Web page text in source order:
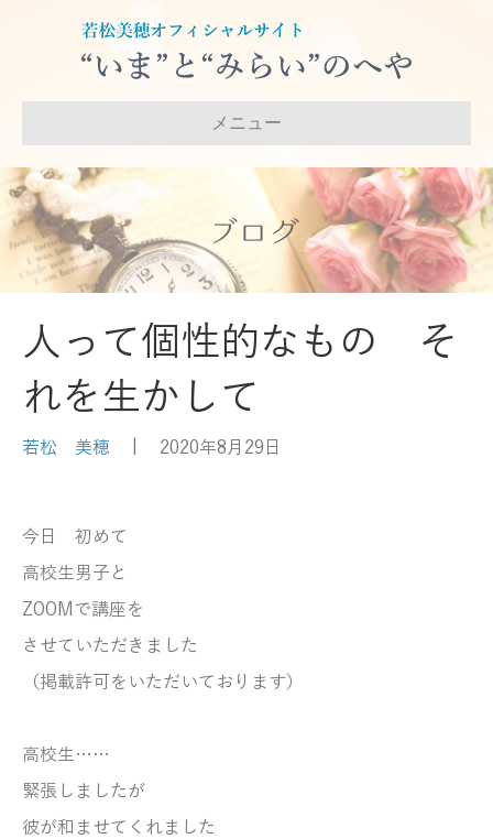
メニュー
ブログ
人って個性的なもの そ
れを生かして
若松 美穂 2020年8月29日
今日 初めて
高校生男子と
ZOOMで講座を
させていただきました
（掲載許可をいただいております）
高校生……
緊張しましたが
彼が和ませてくれました